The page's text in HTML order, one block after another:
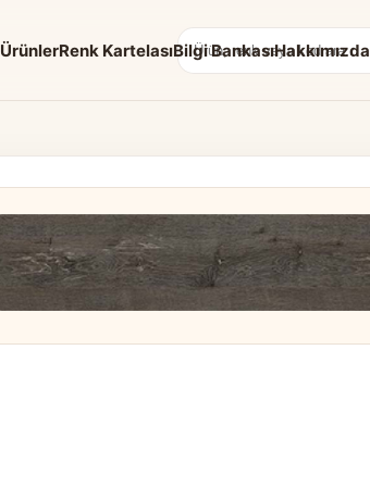
ÜrünlerRenk KartelasıBilgi BankasıHakkımızda
Arama: